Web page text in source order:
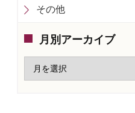
その他
月別アーカイブ